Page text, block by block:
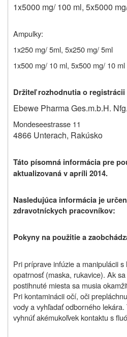
1x5000 mg/ 100 ml, 5x5000
Ampulky:
1x250 mg/ 5ml, 5x250 mg/ 5ml
1x500 mg/ 10 ml, 5x500 mg/ 10 ml
Držiteľ rozhodnutia o registrácii
Ebewe Pharma Ges.m.b.H.
Mondeseestrasse 11
4866 Unterach, Rakúsko
Táto písomná informácia pre
aktualizovaná v apríli 2014.
Nasledujúca informácia je
zdravotníckych pracovníkov:
Pokyny na použitie a
Pri príprave infúzie a manipulácii s
opatrnosť (maska, rukavice). Ak
postihnuté miesta sa musia
Pri kontaminácii očí, oči
vody a vyhľadať odborného
vyhnúť akémukoľvek kontaktu s